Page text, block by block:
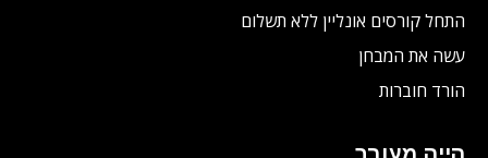
התחל קורסים אונליין ללא תשלום
עשה את המבחן
הורד חוברות